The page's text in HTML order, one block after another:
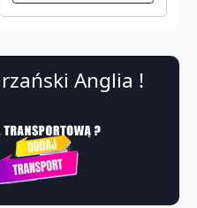
Anglia !